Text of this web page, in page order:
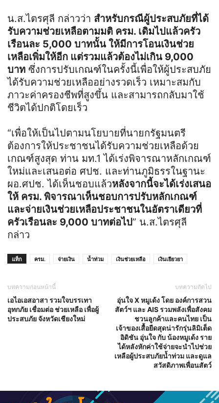
น.ส.ไตรศุลี กล่าวว่า สำหรับกรณีผู้ประสบภัยที่ได้
รับความช่วยเหลือตามมติ ครม. เดิมไปแล้วครัว
เรือนละ 5,000 บาทนั้น ให้มีการโอนเงินช่วย
เหลือเพิ่มให้อีก แต่รวมแล้วต้องไม่เกิน 9,000
บาท ซึ่งการปรับเกณฑ์ในครั้งนี้เพื่อให้ผู้ประสบภัย
ได้รับความช่วยเหลืออย่างรวดเร็ว เหมาะสมกับ
ภาวะค่าครองชีพที่สูงขึ้น และสามารถกลับมาใช้
ชีวิตได้ปกติโดยเร็ว
“เพื่อให้เป็นไปตามนโยบายที่นายกรัฐมนตรี
ต้องการให้ประชาชนได้รับความช่วยเหลือด้วย
เกณฑ์สูงสุด ท่าน มท.1 ได้เร่งพิจารณาหลักเกณฑ์
ใหม่และเสนอต่อ ศปช. และท่านภูมิธรรในฐานะ
ผอ.ศปช. ได้เห็นชอบแล้วหลังจากนี้จะได้เร่งเสนอ
ให้ ครม. พิจารณาเห็นชอบการปรับหลักเกณฑ์
และจ่ายเงินช่วยเหลือประชาชนในอัตราเดียวที่
ครัวเรือนละ 9,000 บาทต่อไป” น.ส.ไตรศุลี
กล่าว
แท็ก ครม. จ่ายเงิน น้ำท่วม เงินช่วยเหลือ เงินเยียวยา
บทความก่อนหน้านี้
เอไอเอสอาสา รวมใจบรรเทา
อุทกภัย เชื่อมต่อ ช่วยเหลือ เพื่อผู้
ประสบภัย จังหวัดเชียงใหม่
บทความถัดไป
อุ่นใจ X หมูเด้ง โดย องค์การสวน
สัตว์ฯ และ AIS รวมพลังเพื่อสังคม
ชวนลูกค้าและคนไทย เป็น
เจ้าของเสื้อยืดสุดน่ารักรุ่นลิมิเต็ด
อิดิชัน อุ่นใจ กับ น้องหมูเด้ง ราย
ได้หลังหักค่าใช้จ่ายจะนำไปช่วย
เหลือผู้ประสบภัยน้ำท่วม และดูแล
สวัสดิภาพเพื่อนสัตว์